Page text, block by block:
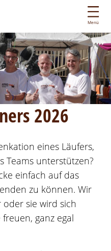
Menü
2026
eines Läufers,
Teams unterstützen?
einfach auf das
zu können. Wir
oder sie wird sich
ganz egal